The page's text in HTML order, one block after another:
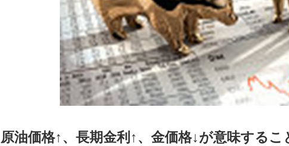
原油価格↑、長期金利↑、金価格↓が意味するこ